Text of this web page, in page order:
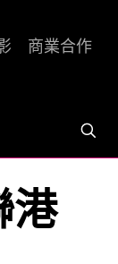
商業合作
港